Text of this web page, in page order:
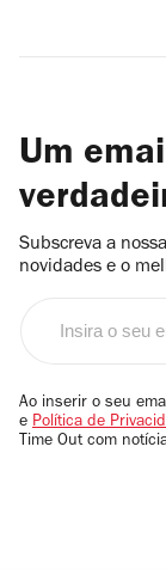
Um
Subscreva a
novidades e o
email
Ao inserir o seu
e Política de
Time Out com